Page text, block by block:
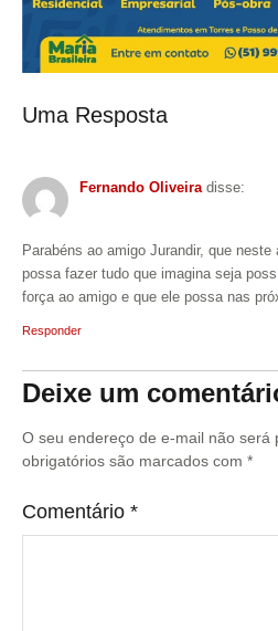
Uma Resposta
Fernando Oliveira disse:
Parabéns ao amigo Jurandir, que
possa fazer tudo que imagina seja
força ao amigo e que ele possa nas
Responder
Deixe um
O seu endereço de e-mail não será
obrigatórios são marcados com *
Comentário *